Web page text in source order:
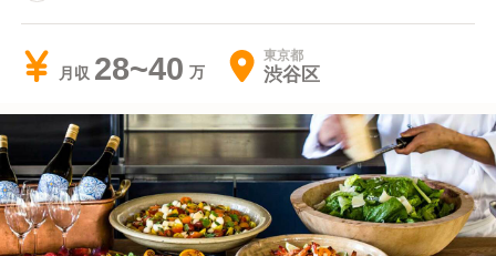
月収 28~40 東京都
渋谷区